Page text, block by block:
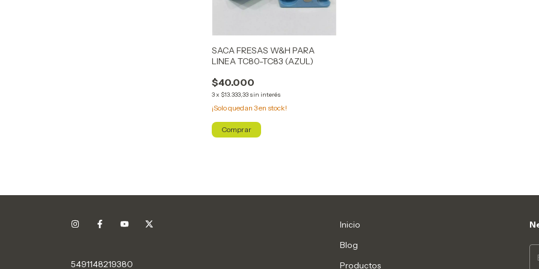
SACA FRESAS W&H PARA
LINEA TC80-TC83 (AZUL)
$40.000
3x $13.333,33 sin interés
¡Solo quedan3en stock!
5491148219380
Inicio
Blog
Productos